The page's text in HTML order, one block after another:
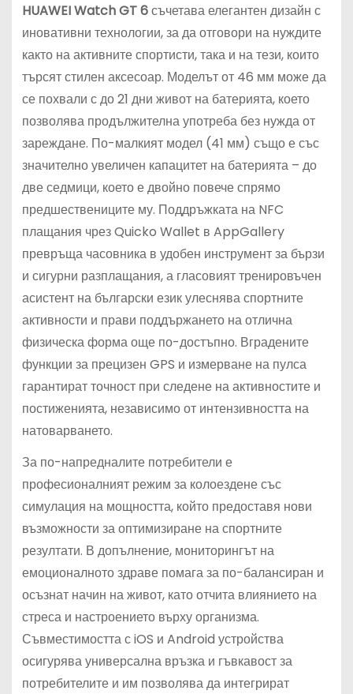
HUAWEI Watch GT 6съчетава елегантен дизайн с
иновативни технологии, за да отговори на нуждите
както на активните спортисти, така и на тези, които
търсят стилен аксесоар. Моделът от 46 мм може да
се похвали с до 21 дни живот на батерията, което
позволява продължителна употреба без нужда от
зареждане. По-малкият модел (41 мм) също е със
значително увеличен капацитет на батерията – до
две седмици, което е двойно повече спрямо
предшествениците му. Поддръжката на NFC
плащания чрез Quicko Wallet в AppGallery
превръща часовника в удобен инструмент за бързи
и сигурни разплащания, а гласовият тренировъчен
асистент на български език улеснява спортните
активности и прави поддържането на отлична
физическа форма още по-достъпно. Вградените
функции за прецизен GPS и измерване на пулса
гарантират точност при следене на активностите и
постиженията, независимо от интензивността на
натоварването.
За по-напредналите потребители е
професионалният режим за колоездене със
симулация на мощността, който предоставя нови
възможности за оптимизиране на спортните
резултати. В допълнение, мониторингът на
емоционалното здраве помага за по-балансиран и
осъзнат начин на живот, като отчита влиянието на
стреса и настроението върху организма.
Съвместимостта с iOS и Android устройства
осигурява универсална връзка и гъвкавост за
потребителите и им позволява да интегрират